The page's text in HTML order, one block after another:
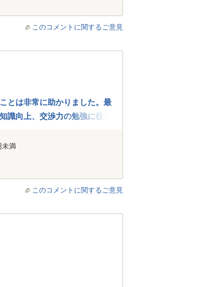
このコメントに関するご意見
とは非常に助かりました。最
識向上、交渉力の勉強に役立
未満
このコメントに関するご意見